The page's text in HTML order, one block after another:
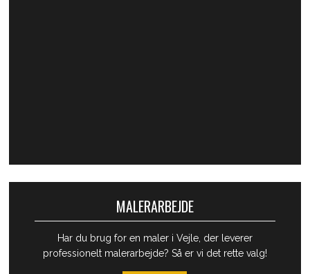
MALERARBEJDE
​Har du brug for en maler i Vejle, der leverer
professionelt malerarbejde? Så er​ vi det rette valg!